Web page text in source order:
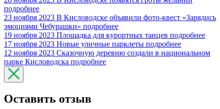
подробнее
23 ноября 2023 В Кисловодске объявили фото-квест «Зарядись
эмоциями Чебурашки» подробнее
19 ноября 2023 Площадка для курортных танцев подробнее
17 ноября 2023 Новые уличные парклеты подробнее
12 ноября 2023 Сказочную деревню создали в национальном
парке Кисловодска подробнее
Оставить отзыв